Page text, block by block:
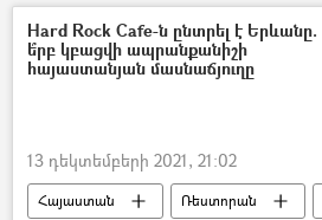
Hard Rock Cafe-ն ընտրել է Երևանը.
ե՞րբ կբացվի ապրանքանիշի
հայաստանյան մասնաճյուղը
13 դեկտեմբերի 2021, 21:02
Հայաստան Ռեստորան